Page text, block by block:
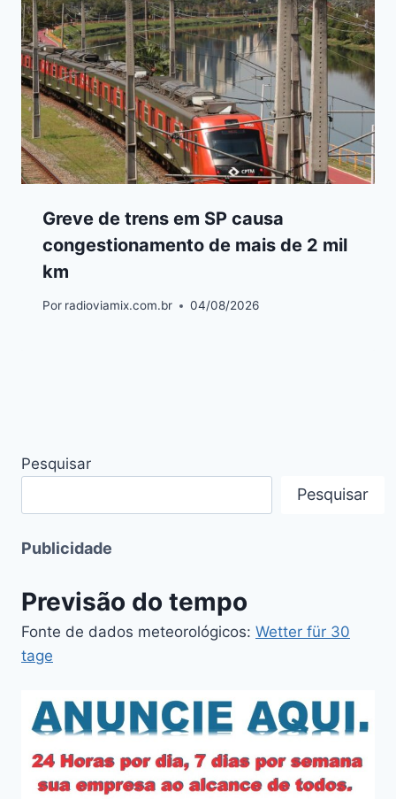
Greve de trens em SP causa
congestionamento de mais de 2 mil
km
Por radioviamix.com.br 04/08/2026
Pesquisar
Pesquisar
Publicidade
Previsão do tempo
Fonte de dados meteorológicos: Wetter für 30
tage